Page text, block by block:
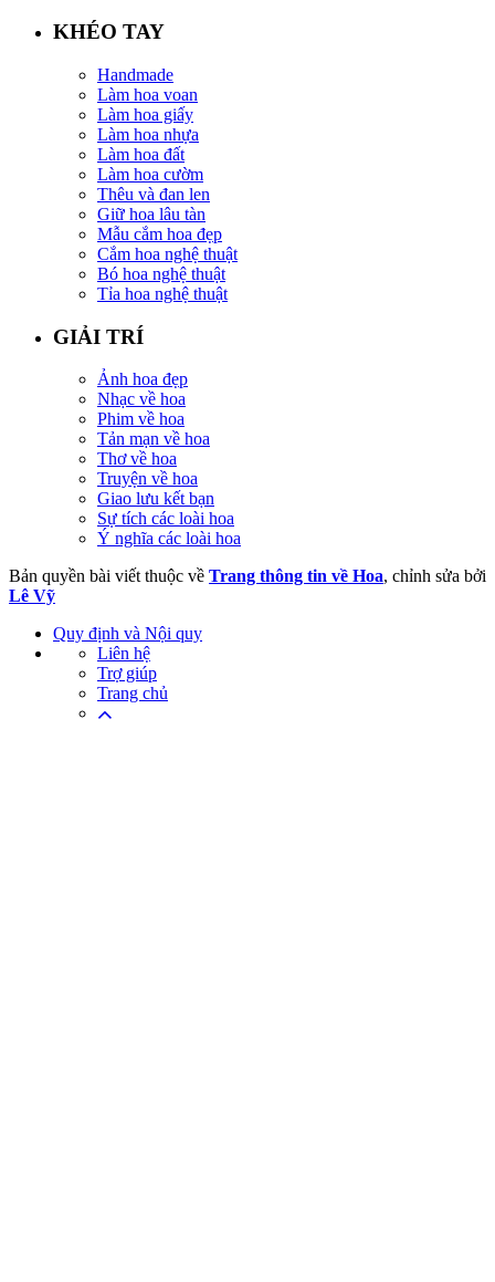
KHÉO TAY
Handmade
Làm hoa voan
Làm hoa giấy
Làm hoa nhựa
Làm hoa đất
Làm hoa cườm
Thêu và đan len
Giữ hoa lâu tàn
Mẫu cắm hoa đẹp
Cắm hoa nghệ thuật
Bó hoa nghệ thuật
Tỉa hoa nghệ thuật
GIẢI TRÍ
Ảnh hoa đẹp
Nhạc về hoa
Phim về hoa
Tản mạn về hoa
Thơ về hoa
Truyện về hoa
Giao lưu kết bạn
Sự tích các loài hoa
Ý nghĩa các loài hoa
Bản quyền bài viết thuộc về Trang thông tin về Hoa, chỉnh sửa bởi
Lê Vỹ
Quy định và Nội quy
Liên hệ
Trợ giúp
Trang chủ